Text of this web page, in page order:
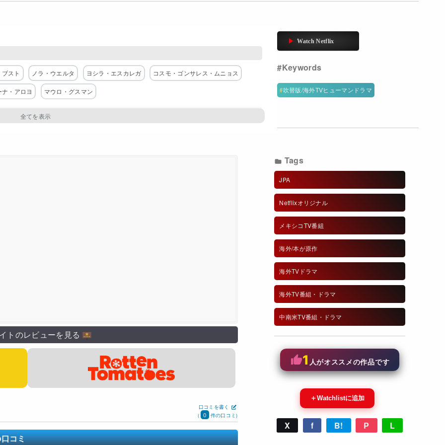
スト ノラ・ウエルタ ヨシラ・エスカレガ コスモ・ゴンサレス・ムニョス
・アロヨ マウロ・グスマン 吹替版/海外TVヒューマンドラマ
トのレビューを見る
口コミを書く
(
0 件の口コミ)
コミ
Tags
JPA
Netflixオリジナル
メキシコTV番組
海外/本が原作
海外TVドラマ
海外TV番組・ドラマ
中南米TV番組・ドラマ
1 人がオススメの作品です
＋Watchlistに追加
X f B! P L